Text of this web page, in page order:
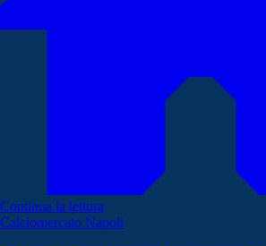
Continua la lettura
Calciomercato Napoli